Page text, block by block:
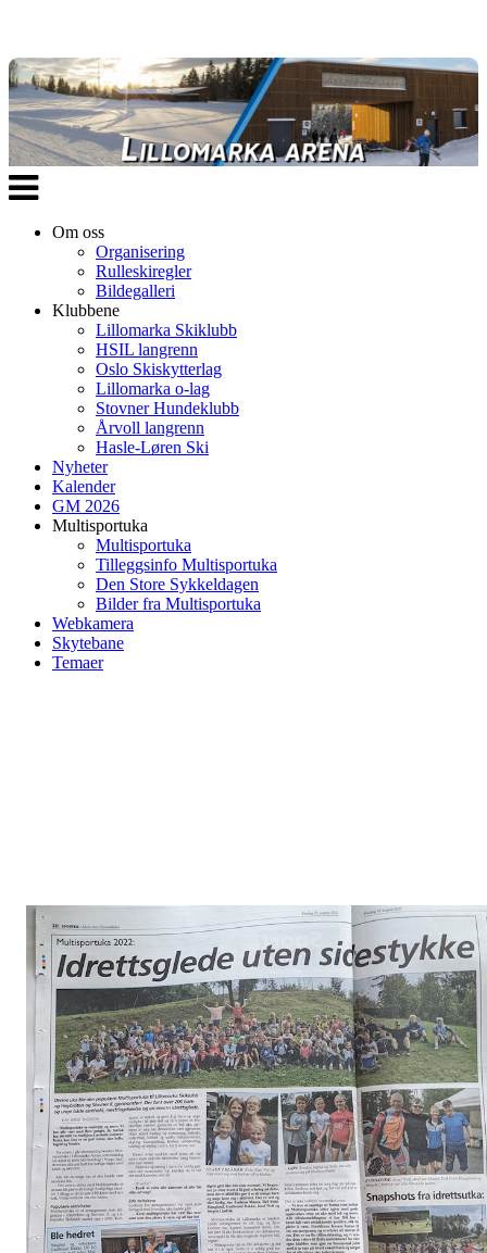
Veksle
navigasjon
Om oss
Organisering
Rulleskiregler
Bildegalleri
Klubbene
Lillomarka Skiklubb
HSIL langrenn
Oslo Skiskytterlag
Lillomarka o-lag
Stovner Hundeklubb
Årvoll langrenn
Hasle-Løren Ski
Nyheter
Kalender
GM 2026
Multisportuka
Multisportuka
Tilleggsinfo Multisportuka
Den Store Sykkeldagen
Bilder fra Multisportuka
Webkamera
Skytebane
Temaer